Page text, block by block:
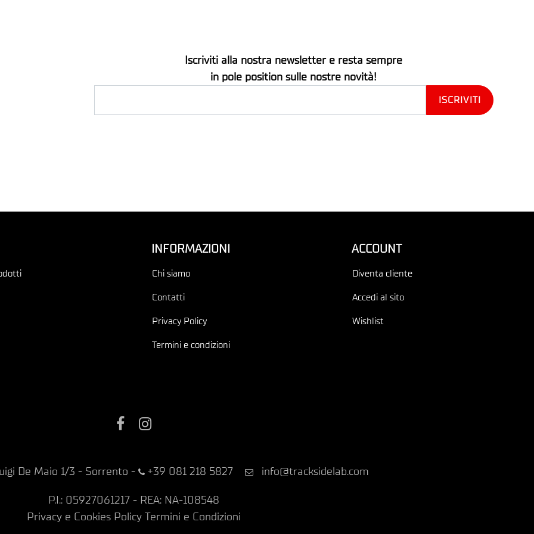
Iscriviti alla nostra newsletter e resta sempre
in pole position sulle nostre novità!
INFORMAZIONI
Chi siamo
Contatti
Privacy Policy
Termini e condizioni
ACCOUNT
Diventa cliente
Accedi al sito
Wishlist
Facebook
De Maio 1/3 - Sorrento - +39 081 218 5827 info@tracksidelab.com
P.I.: 05927061217 - REA: NA-108548
Privacy e Cookies Policy Termini e Condizioni